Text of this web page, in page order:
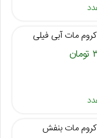
مات آبی فیلی
کروم مات بنفش